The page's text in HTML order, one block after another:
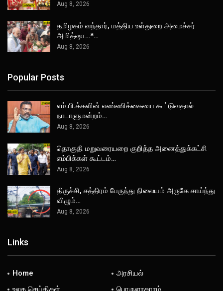
Aug 8, 2026
தமிழகம் வந்தார், மத்திய உள்துறை அமைச்சர்
அமித்ஷா…*…
Aug 8, 2026
Popular Posts
எம்.பி.க்களின் எண்ணிக்கையை கூட்டுவதால்
நாடாளுமன்றம்…
Aug 8, 2026
தொகுதி மறுவரையறை குறித்த அனைத்துக்கட்சி
எம்பிக்கள் கூட்டம்…
Aug 8, 2026
திருச்சி, சத்திரம் பேருந்து நிலையம் அருகே சாய்ந்து
விழும்…
Aug 8, 2026
Links
Home
அரசியல்
உலக செய்திகள்
பொருளாதாரம்